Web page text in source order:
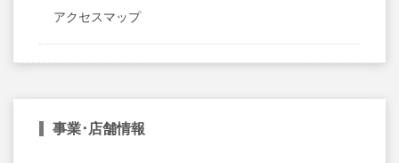
アクセスマップ
事業･店舗情報